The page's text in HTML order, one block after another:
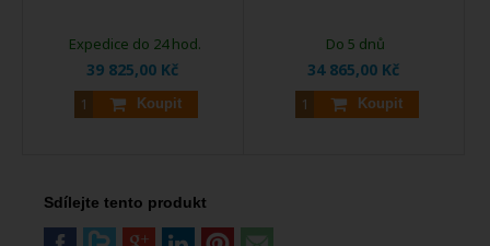
39 825,00 Kč
Koupit
Expedice do 24 hod.
34 865,00 Kč
Koupit
Do 5 dnů
Sdílejte tento produkt